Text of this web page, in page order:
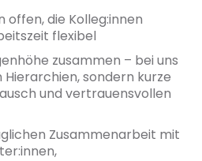
offen, die Kolleg:innen
flexibel
zusammen – bei uns
sondern kurze
und vertrauensvollen
Zusammenarbeit mit